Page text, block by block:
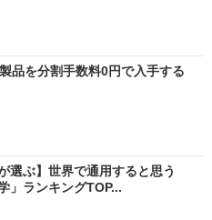
品を分割手数料0円で入手する
選ぶ】世界で通用すると思う
」ランキングTOP...